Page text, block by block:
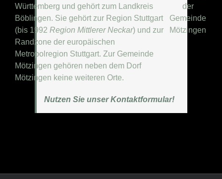
Württemberg und gehört zum Landkreis
Böblingen. Sie gehört zur Region Stuttgart
(bis 1992 Region Mittlerer Neckar) und zur
Randzone der europäischen
Metropolregion Stuttgart. Zur Gemeinde
Mötzingen gehören neben dem Dorf
Mötzingen keine weiteren Orte.
Nutzen Sie unser Kontaktformular!